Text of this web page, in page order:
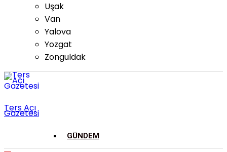
Uşak
Van
Yalova
Yozgat
Zonguldak
Ters Açı
Gazetesi
GÜNDEM